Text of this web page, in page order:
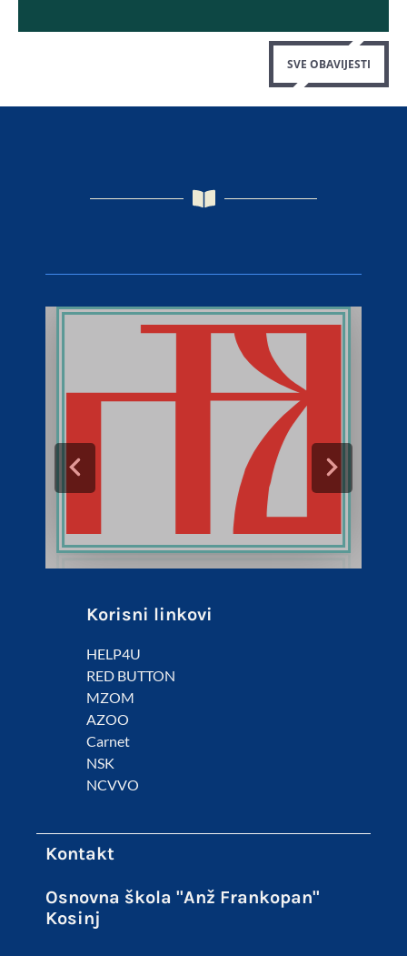
SVE OBAVIJESTI
Korisni linkovi
HELP4U
RED BUTTON
MZOM
AZOO
Carnet
NSK
NCVVO
Kontakt
Osnovna škola "Anž Frankopan"
Kosinj